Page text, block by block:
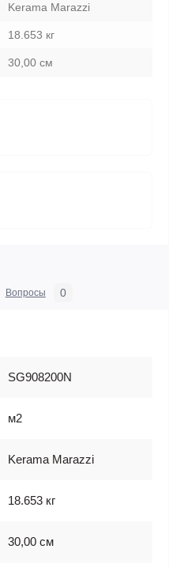
Kerama Marazzi
18.653 кг
30,00 см
Вопросы 0
SG908200N
м2
Kerama Marazzi
18.653 кг
30,00 см